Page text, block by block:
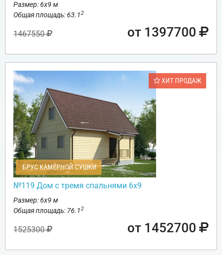
Размер: 6х9 м
Общая площадь: 63.12
1467550 от 1397700
ХИТ ПРОДАЖ
БРУС КАМЕРНОЙ СУШКИ
№119 Дом с тремя спальнями 6х9
Размер: 6х9 м
Общая площадь: 76.12
1525300 от 1452700